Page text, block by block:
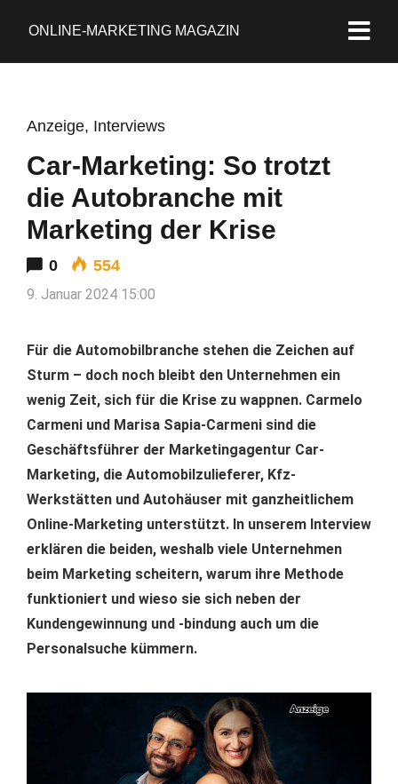
ONLINE-MARKETING MAGAZIN
Anzeige, Interviews
Car-Marketing: So trotzt
die Autobranche mit
Marketing der Krise
0 554
9. Januar 2024 15:00
Für die Automobilbranche stehen die Zeichen auf
Sturm – doch noch bleibt den Unternehmen ein
wenig Zeit, sich für die Krise zu wappnen. Carmelo
Carmeni und Marisa Sapia-Carmeni sind die
Geschäftsführer der Marketingagentur Car-
Marketing, die Automobilzulieferer, Kfz-
Werkstätten und Autohäuser mit ganzheitlichem
Online-Marketing unterstützt. In unserem Interview
erklären die beiden, weshalb viele Unternehmen
beim Marketing scheitern, warum ihre Methode
funktioniert und wieso sie sich neben der
Kundengewinnung und -bindung auch um die
Personalsuche kümmern.